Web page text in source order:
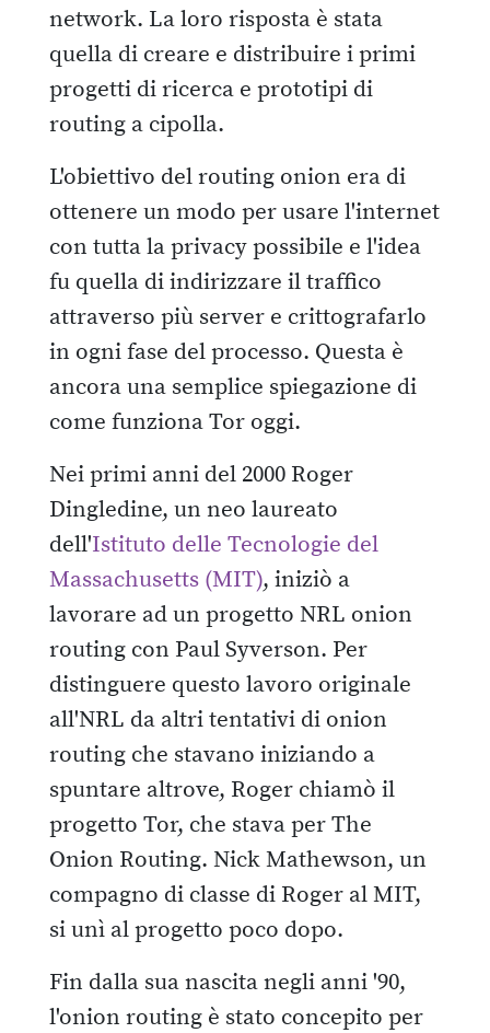
network. La loro risposta è stata
quella di creare e distribuire i primi
progetti di ricerca e prototipi di
routing a cipolla.
L'obiettivo del routing onion era di
ottenere un modo per usare l'internet
con tutta la privacy possibile e l'idea
fu quella di indirizzare il traffico
attraverso più server e crittografarlo
in ogni fase del processo. Questa è
ancora una semplice spiegazione di
come funziona Tor oggi.
Nei primi anni del 2000 Roger
Dingledine, un neo laureato
dell'Istituto delle Tecnologie del
Massachusetts (MIT), iniziò a
lavorare ad un progetto NRL onion
routing con Paul Syverson. Per
distinguere questo lavoro originale
all'NRL da altri tentativi di onion
routing che stavano iniziando a
spuntare altrove, Roger chiamò il
progetto Tor, che stava per The
Onion Routing. Nick Mathewson, un
compagno di classe di Roger al MIT,
si unì al progetto poco dopo.
Fin dalla sua nascita negli anni '90,
l'onion routing è stato concepito per